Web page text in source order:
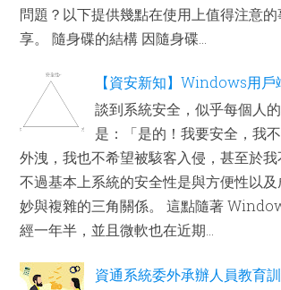
問題？以下提供幾點在使用上值得注意
享。 隨身碟的結構 因隨身碟...
【資安新知】Windows用戶
談到系統安全，似乎每個人
是：「是的！我要安全，我
外洩，我也不希望被駭客入侵，甚至於我
不過基本上系統的安全性是與方便性以
妙與複雜的三角關係。 這點隨著
經一年半，並且微軟也在近期...
資通系統委外承辦人員教育